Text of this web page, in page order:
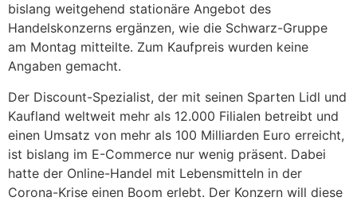
bislang weitgehend stationäre Angebot des
Handelskonzerns ergänzen, wie die Schwarz-Gruppe
am Montag mitteilte. Zum Kaufpreis wurden keine
Angaben gemacht.
Der Discount-Spezialist, der mit seinen Sparten Lidl und
Kaufland weltweit mehr als 12.000 Filialen betreibt und
einen Umsatz von mehr als 100 Milliarden Euro erreicht,
ist bislang im E-Commerce nur wenig präsent. Dabei
hatte der Online-Handel mit Lebensmitteln in der
Corona-Krise einen Boom erlebt. Der Konzern will diese